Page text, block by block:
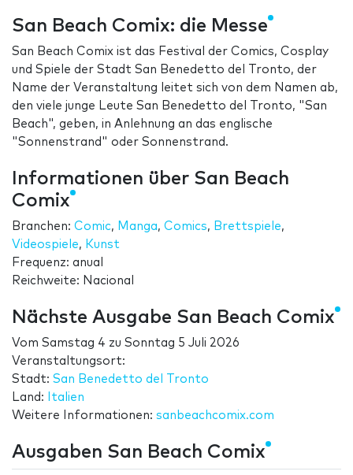
San Beach Comix: die Messe
San Beach Comix ist das Festival der Comics, Cosplay
und Spiele der Stadt San Benedetto del Tronto, der
Name der Veranstaltung leitet sich von dem Namen ab,
den viele junge Leute San Benedetto del Tronto, "San
Beach", geben, in Anlehnung an das englische
"Sonnenstrand" oder Sonnenstrand.
Informationen über San Beach
Comix
Branchen: Comic, Manga, Comics, Brettspiele,
Videospiele, Kunst
Frequenz: anual
Reichweite: Nacional
Nächste Ausgabe San Beach Comix
Vom Samstag 4 zu Sonntag 5 Juli 2026
Veranstaltungsort:
Stadt: San Benedetto del Tronto
Land:
Italien
Weitere Informationen: sanbeachcomix.com
Ausgaben San Beach Comix